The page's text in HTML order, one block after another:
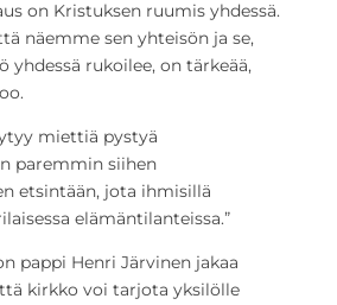
on Kristuksen ruumis yhdessä.
näemme sen yhteisön ja se,
yhdessä rukoilee, on tärkeää,
miettiä pystyä
paremmin siihen
etsintään, jota ihmisillä
elämäntilanteissa.”
pappi Henri Järvinen jakaa
kirkko voi tarjota yksilölle